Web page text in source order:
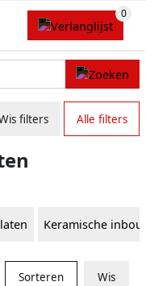
filters Alle filters
Keramische
Sorteren Wis